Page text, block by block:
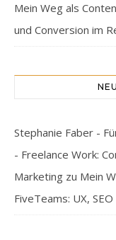
Mein Weg als
und Conversion im
Stephanie Faber -
- Freelance Work:
Marketing zu Mein
FiveTeams: UX,